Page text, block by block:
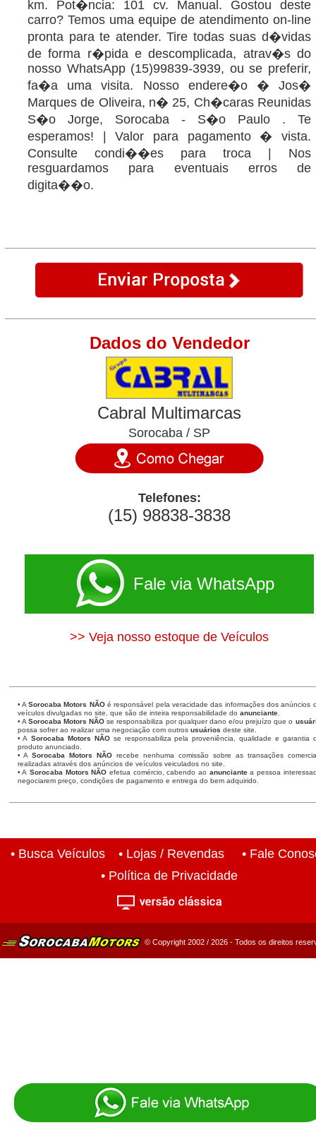
km. Pot�ncia: 101 cv. Manual. Gostou deste
carro? Temos uma equipe de atendimento on-line
pronta para te atender. Tire todas suas d�vidas
de forma r�pida e descomplicada, atrav�s do
nosso WhatsApp (15)99839-3939, ou se preferir,
fa�a uma visita. Nosso endere�o � Jos�
Marques de Oliveira, n� 25, Ch�caras Reunidas
S�o Jorge, Sorocaba - S�o Paulo . Te
esperamos! | Valor para pagamento � vista.
Consulte condi��es para troca | Nos
resguardamos para eventuais erros de
digita��o.
Dados do Vendedor
Cabral Multimarcas
Sorocaba / SP
Telefones:
(15) 98838-3838
Fale via WhatsApp
>> Veja nosso estoque de Veículos
• ASorocaba Motors NÃOé responsável pela veracidade das informações dos anúncios
veículos divulgadas no site, que são de inteira responsabilidade do anunciante.
• A Sorocaba Motors NÃO se responsabiliza por qualquer dano e/ou prejuízo que o
possa sofrer ao realizar uma negociação com outros usuários deste site.
• A Sorocaba Motors NÃOse responsabiliza pela proveniência, qualidade e garantia
produto anunciado.
• ASorocaba Motors NÃO recebe nenhuma comissão sobre as transações
realizadas através dos anúncios de veículos veiculados no site.
• A Sorocaba Motors NÃO efetua comércio, cabendo ao anunciantea pessoa
negociarem preço, condições de pagamento e entrega do bem adquirido.